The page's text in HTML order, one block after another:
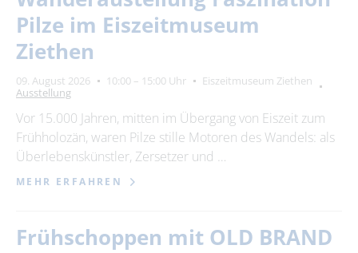
Pilze im Eiszeitmuseum
Ziethen
09. August 2026 10:00 – 15:00 Uhr
Eiszeitmuseum Ziethen
Ausstellung
Vor 15.000 Jahren, mitten im Übergang von Eiszeit zum
Frühholozän, waren Pilze stille Motoren des Wandels: als
Überlebenskünstler, Zersetzer und …
MEHR ERFAHREN
Frühschoppen mit OLD BRAND